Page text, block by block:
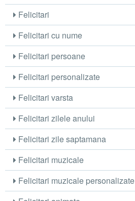
Felicitari
Felicitari cu nume
Felicitari persoane
Felicitari personalizate
Felicitari varsta
Felicitari zilele anului
Felicitari zile saptamana
Felicitari muzicale
Felicitari muzicale personalizate